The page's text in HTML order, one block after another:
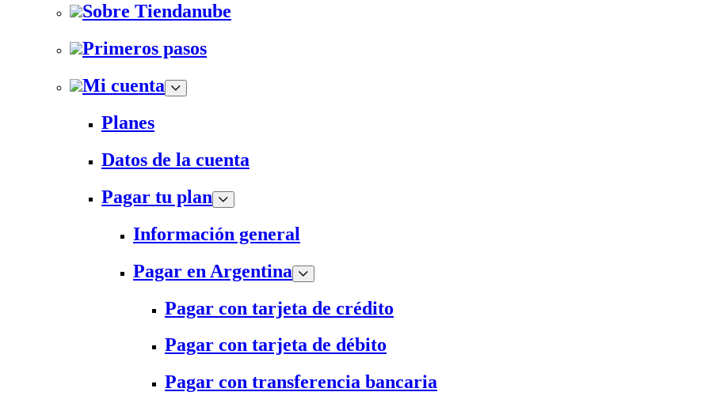
Sobre Tiendanube
Primeros pasos
Mi cuenta
Planes
Datos de la cuenta
Pagar tu plan
Información general
Pagar en Argentina
Pagar con tarjeta de crédito
Pagar con tarjeta de débito
Pagar con transferencia bancaria